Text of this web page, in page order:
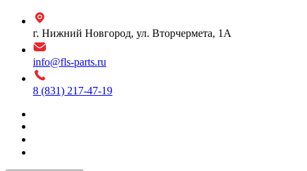
г. Нижний Новгород, ул. Вторчермета, 1А
info@fls-parts.ru
8 (831) 217-47-19